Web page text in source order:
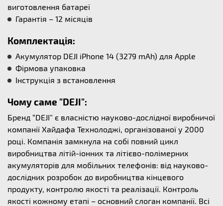
виготовлення батареї
Гарантія – 12 місяців
Комплектація:
Акумулятор DEJI iPhone 14 (3279 mAh) для Apple
Фірмова упаковка
Інструкція з встановлення
Чому саме "DEJI":
Бренд “DEJI” є власністю науково-дослідної виробничої
компанії Хайдафа Технолоджі, організованої у 2000
році. Компанія замкнула на собі повний цикл
виробництва літій-іонних та літієво-полімерних
акумуляторів для мобільних телефонів: від науково-
дослідних розробок до виробництва кінцевого
продукту, контролю якості та реалізації. Контроль
якості кожному етапі – основний слоган компанії. Всі